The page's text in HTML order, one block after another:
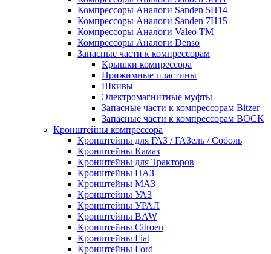
Компрессоры Аналоги Sanden 5H14
Компрессоры Аналоги Sanden 7H15
Компрессоры Аналоги Valeo ТМ
Компрессоры Аналоги Denso
Запасные части к компрессорам
Крышки компрессора
Прижимные пластины
Шкивы
Электромагнитные муфты
Запасные части к компрессорам Bitzer
Запасные части к компрессорам BOCK
Кронштейны компрессора
Кронштейны для ГАЗ / ГАЗель / Соболь
Кронштейны Камаз
Кронштейны для Тракторов
Кронштейны ПАЗ
Кронштейны МАЗ
Кронштейны УАЗ
Кронштейны УРАЛ
Кронштейны BAW
Кронштейны Citroen
Кронштейны Fiat
Кронштейны Ford